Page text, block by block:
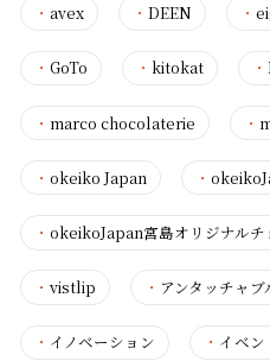
・ avex ・DEEN ・
・ GoTo ・kitokat ・
・ marco chocolaterie ・
・ okeiko Japan ・
・ okeikoJapan宮島オリジナルチ
・ vistlip ・ アンタッチャ
・ イノベーション ・ イベン